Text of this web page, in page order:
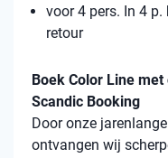
voor 4 pers. In 4
retour
Boek Color Line
Scandic Booking
Door onze
ontvangen wij